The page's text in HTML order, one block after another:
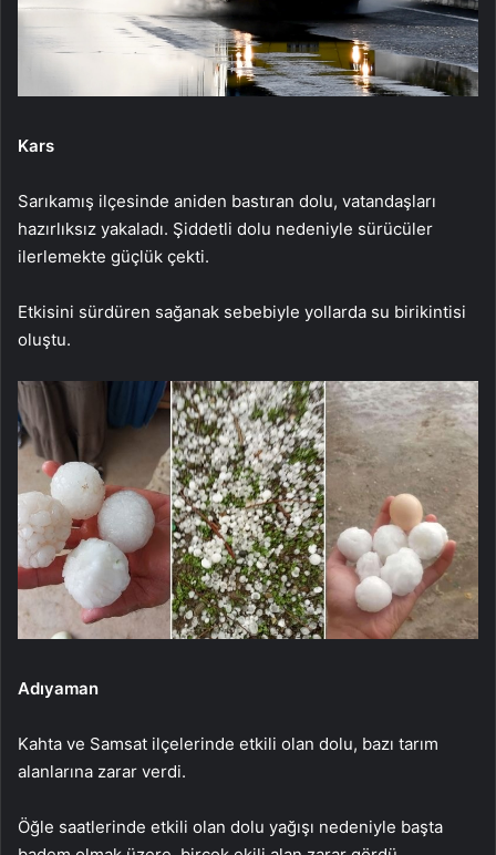
Kars
Sarıkamış ilçesinde aniden bastıran dolu, vatandaşları
hazırlıksız yakaladı. Şiddetli dolu nedeniyle sürücüler
ilerlemekte güçlük çekti.
Etkisini sürdüren sağanak sebebiyle yollarda su birikintisi
oluştu.
Adıyaman
Kahta ve Samsat ilçelerinde etkili olan dolu, bazı tarım
alanlarına zarar verdi.
Öğle saatlerinde etkili olan dolu yağışı nedeniyle başta